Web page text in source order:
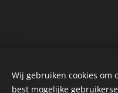
Wij gebruiken cookies om
best mogelijke